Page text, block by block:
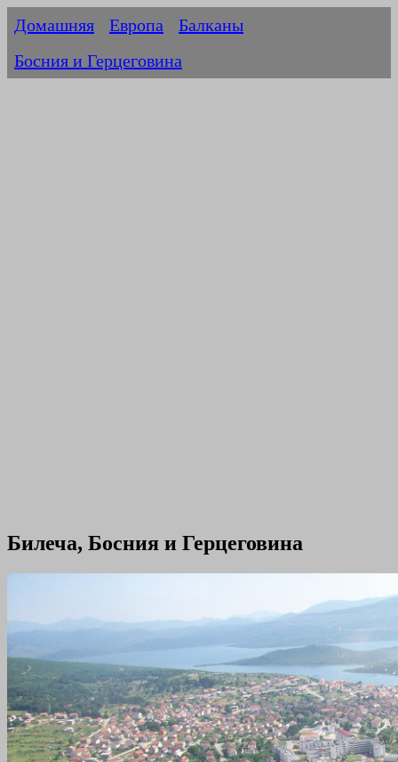
Домашняя Европа
Балканы
Босния и Герцеговина
Билеча, Босния и Герцеговина